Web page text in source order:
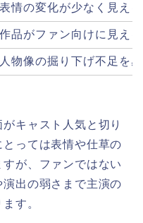
表情の変化が少なく見え
作品がファン向けに見え
人物像の掘り下げ不足を
キャスト人気と切り
っては表情や仕草の
が、ファンではない
出の弱さまで主演の
す。